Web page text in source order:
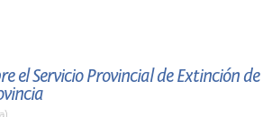
el Servicio Provincial de Extinción de